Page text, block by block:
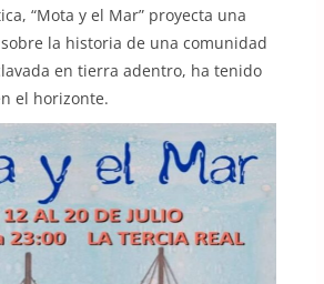
“Mota y el Mar” proyecta una
la historia de una comunidad
en tierra adentro, ha tenido
el horizonte.